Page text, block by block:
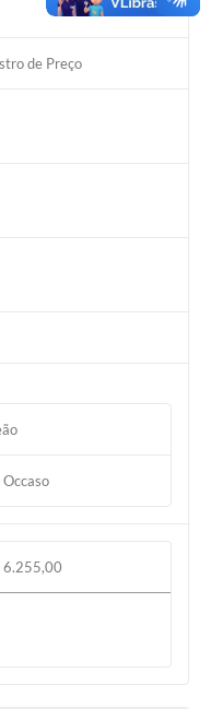
de Preço
6.255,00